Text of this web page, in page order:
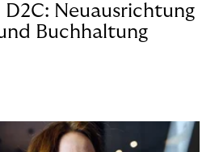
D2C: Neuausrichtung
Buchhaltung